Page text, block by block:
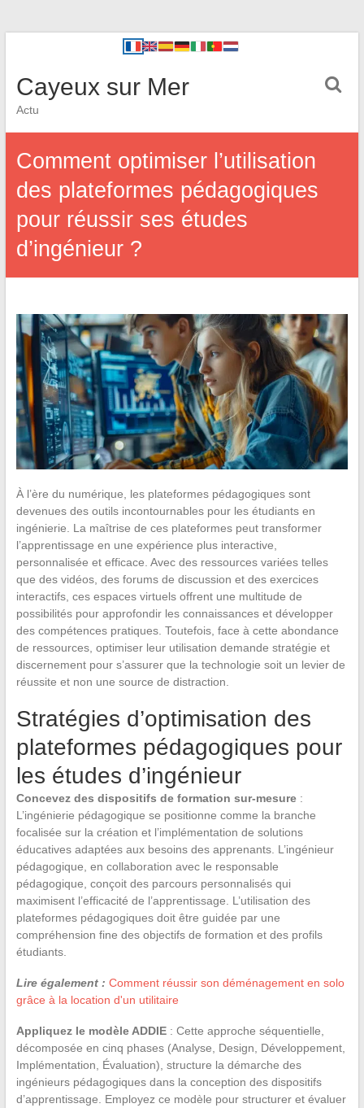
Cayeux sur Mer
Actu
Comment optimiser l’utilisation
des plateformes pédagogiques
pour réussir ses études
d’ingénieur ?
À l’ère du numérique, les plateformes pédagogiques sont
devenues des outils incontournables pour les étudiants en
ingénierie. La maîtrise de ces plateformes peut transformer
l’apprentissage en une expérience plus interactive,
personnalisée et efficace. Avec des ressources variées telles
que des vidéos, des forums de discussion et des exercices
interactifs, ces espaces virtuels offrent une multitude de
possibilités pour approfondir les connaissances et développer
des compétences pratiques. Toutefois, face à cette abondance
de ressources, optimiser leur utilisation demande stratégie et
discernement pour s’assurer que la technologie soit un levier de
réussite et non une source de distraction.
Stratégies d’optimisation des
plateformes pédagogiques pour
les études d’ingénieur
Concevez des dispositifs de formation sur-mesure:
L’ingénierie pédagogique se positionne comme la branche
focalisée sur la création et l’implémentation de solutions
éducatives adaptées aux besoins des apprenants. L’ingénieur
pédagogique, en collaboration avec le responsable
pédagogique, conçoit des parcours personnalisés qui
maximisent l’efficacité de l’apprentissage. L’utilisation des
plateformes pédagogiques doit être guidée par une
compréhension fine des objectifs de formation et des profils
étudiants.
Lire également : Comment réussir son déménagement en solo
grâce à la location d'un utilitaire
Appliquez le modèle ADDIE: Cette approche séquentielle,
décomposée en cinq phases (Analyse, Design, Développement,
Implémentation, Évaluation), structure la démarche des
ingénieurs pédagogiques dans la conception des dispositifs
d’apprentissage. Employez ce modèle pour structurer et évaluer